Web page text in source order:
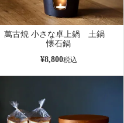
萬古焼 小さな卓上鍋 土鍋
懐石鍋
¥8,800税込